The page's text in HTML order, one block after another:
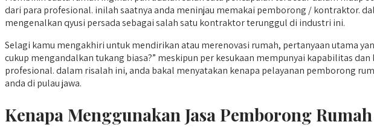
dari para profesional. inilah saatnya anda meninjau memakai pemborong / kontraktor.
mengenalkan qyusi persada sebagai salah satu kontraktor terunggul di industri ini.
Selagi kamu mengakhiri untuk mendirikan atau merenovasi rumah, pertanyaan utama
cukup mengandalkan tukang biasa?” meskipun per kesukaan mempunyai kapabilitas
profesional. dalam risalah ini, anda bakal menyatakan kenapa pelayanan pemborong
anda di pulau jawa.
Kenapa Menggunakan Jasa Pemborong